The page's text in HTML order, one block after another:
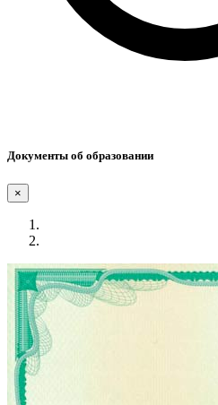
Документы об образовании
×